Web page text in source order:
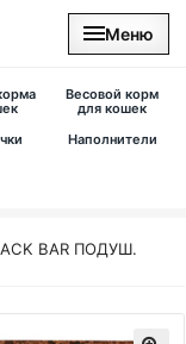
Меню
Весовой корм
для кошек
Наполнители
BAR ПОДУШ.